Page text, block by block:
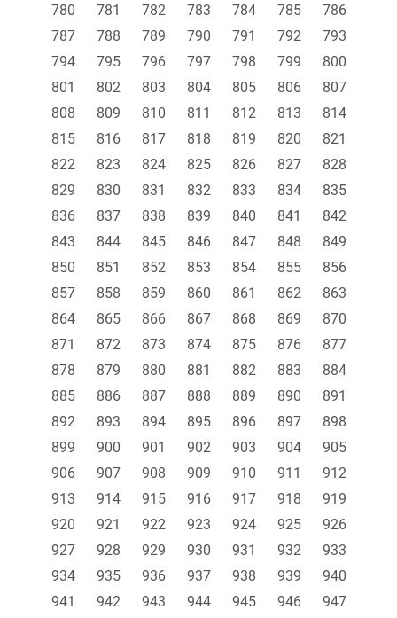
780
781 782 783 784 785
786
787
788 789 790 791 792
793
794
795 796 797 798 799
800
801
802 803 804 805 806
807
808
809 810 811 812 813
814
815
816 817 818 819 820
821
822
823 824 825 826 827
828
829
830 831 832 833 834
835
836
837 838 839 840 841
842
843
844 845 846 847 848
849
850
851 852 853 854 855
856
857
858 859 860 861 862
863
864
865 866 867 868 869
870
871
872 873 874 875 876
877
878
879 880 881 882 883
884
885
886 887 888 889 890
891
892
893 894 895 896 897
898
899
900 901 902 903 904
905
906
907 908 909 910 911
912
913
914 915 916 917 918
919
920
921 922 923 924 925
926
927
928 929 930 931 932
933
934
935 936 937 938 939
940
941
942 943 944 945 946
947